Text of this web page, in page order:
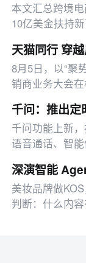
本文汇总跨境
10亿美金扶持
8月5日，以“聚
销商业务大会
间一次更深入
千问功能上新
语音通话、智
美妆品牌做
判断：什么内